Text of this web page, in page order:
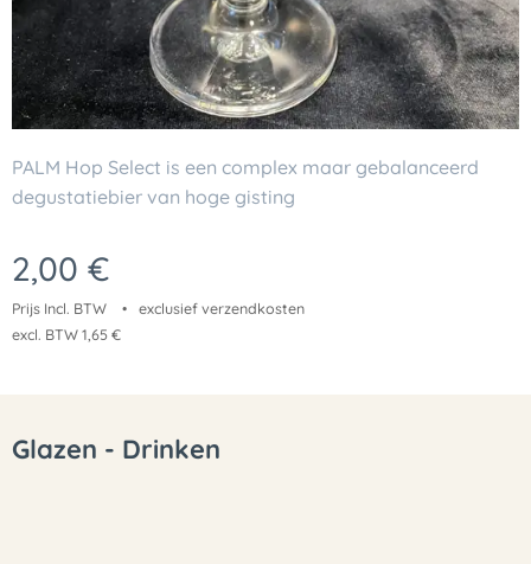
PALM Hop Select is een complex maar gebalanceerd
degustatiebier van hoge gisting
2,00 €
Prijs Incl. BTW
exclusief verzendkosten
excl. BTW 1,65 €
Glazen - Drinken